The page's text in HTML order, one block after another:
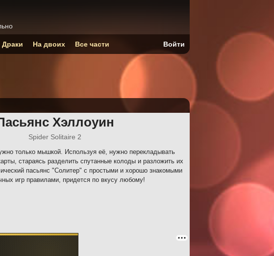
Хэллоуин
Spider Solitaire 2
только мышкой. Используя её, нужно перекладывать
стараясь разделить спутанные колоды и разложить их
пасьянс "Солитер" с простыми и хорошо знакомыми
игр правилами, придется по вкусу любому!
Драки На двоих Все части Войти